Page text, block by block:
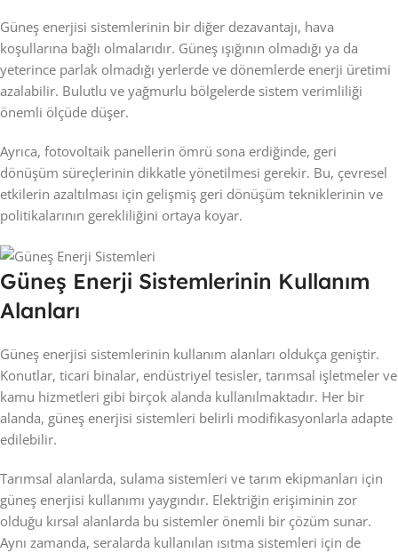
Güneş enerjisi sistemlerinin bir diğer dezavantajı, hava
koşullarına bağlı olmalarıdır. Güneş ışığının olmadığı ya da
yeterince parlak olmadığı yerlerde ve dönemlerde enerji üretimi
azalabilir. Bulutlu ve yağmurlu bölgelerde sistem verimliliği
önemli ölçüde düşer.
Ayrıca, fotovoltaik panellerin ömrü sona erdiğinde, geri
dönüşüm süreçlerinin dikkatle yönetilmesi gerekir. Bu, çevresel
etkilerin azaltılması için gelişmiş geri dönüşüm tekniklerinin ve
politikalarının gerekliliğini ortaya koyar.
Güneş Enerji Sistemlerinin Kullanım
Alanları
Güneş enerjisi sistemlerinin kullanım alanları oldukça geniştir.
Konutlar, ticari binalar, endüstriyel tesisler, tarımsal işletmeler ve
kamu hizmetleri gibi birçok alanda kullanılmaktadır. Her bir
alanda, güneş enerjisi sistemleri belirli modifikasyonlarla adapte
edilebilir.
Tarımsal alanlarda, sulama sistemleri ve tarım ekipmanları için
güneş enerjisi kullanımı yaygındır. Elektriğin erişiminin zor
olduğu kırsal alanlarda bu sistemler önemli bir çözüm sunar.
Aynı zamanda, seralarda kullanılan ısıtma sistemleri için de